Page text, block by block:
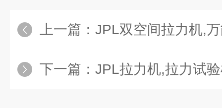
上一篇： JPL双空间拉力机,万能拉力机,
下一篇： JPL拉力机,拉力试验机,数显拉力机,电